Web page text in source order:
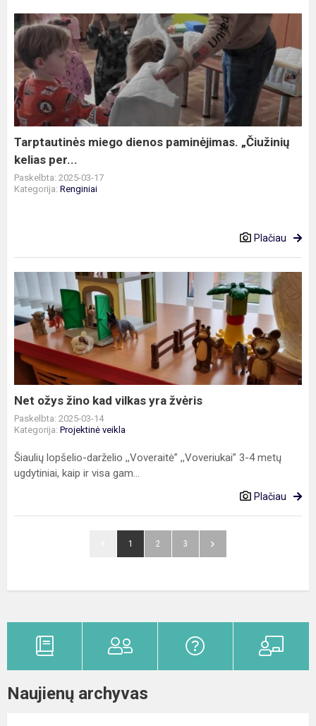
Tarptautinės
miego
dienos
paminėjimas.
„Čiužinių
kelias
per...
Tarptautinės miego dienos paminėjimas. „Čiužinių
kelias per...
Paskelbta: 2025-03-17
Kategorija: Renginiai
Plačiau
Net
ožys
žino
kad
vilkas
yra
žvėris
Net ožys žino kad vilkas yra žvėris
Paskelbta: 2025-03-14
Kategorija: Projektinė veikla
Šiaulių lopšelio-darželio ,,Voveraitė” ,,Voveriukai” 3-4 metų
ugdytiniai, kaip ir visa gam...
Plačiau
1 2 3
Naujienų archyvas